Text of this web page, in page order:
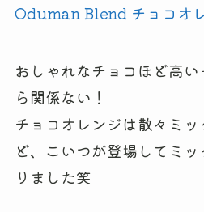
Oduman Blend チョコオ
おしゃれなチョコほど高
ら関係ない！
チョコオレンジは散々ミ
ど、こいつが登場してミ
りました笑